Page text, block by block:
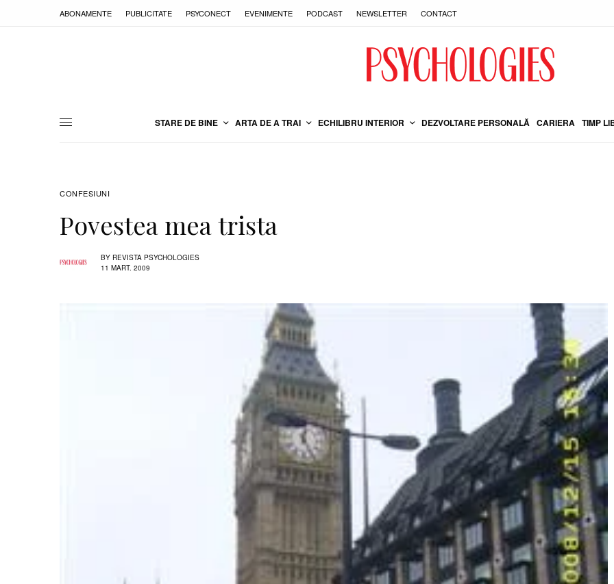
ABONAMENTE PUBLICITATE PSYCONECT EVENIMENTE PODCAST NEWSLETTER CONTACT
STARE DE BINE ARTA DE A TRAI ECHILIBRU INTERIOR DEZVOLTARE PERSONALĂ CARIERA TIMP
CONFESIUNI
Povestea mea trista
BY REVISTA PSYCHOLOGIES
11 MART. 2009